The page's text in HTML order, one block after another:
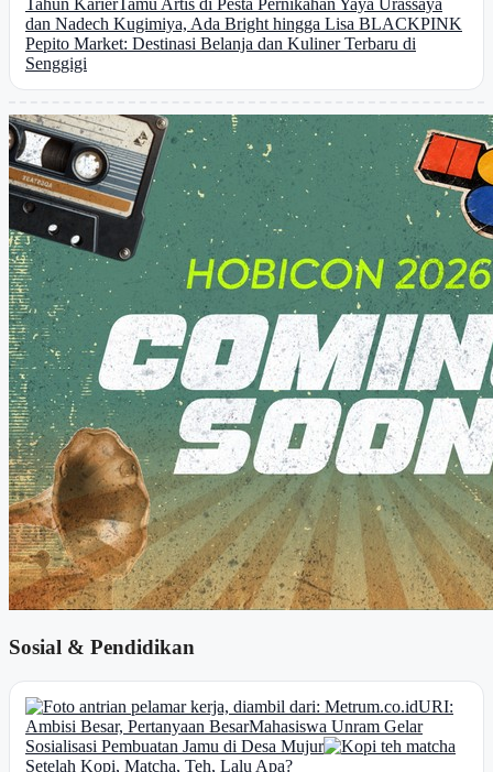
Tahun KarierTamu Artis di Pesta Pernikahan Yaya Urassaya
dan Nadech Kugimiya, Ada Bright hingga Lisa BLACKPINK
Pepito Market: Destinasi Belanja dan Kuliner Terbaru di
Senggigi
Sosial & Pendidikan
URI:
Ambisi Besar, Pertanyaan BesarMahasiswa Unram Gelar
Sosialisasi Pembuatan Jamu di Desa Mujur
Setelah Kopi, Matcha, Teh, Lalu Apa?